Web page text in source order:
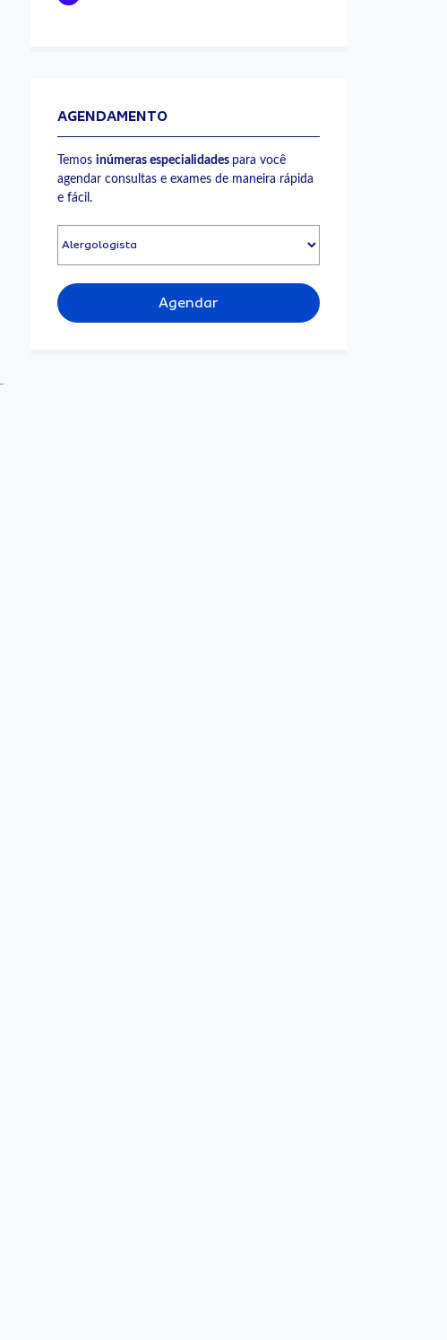
AGENDAMENTO
Temos inúmeras especialidades para você
agendar consultas e exames de maneira rápida
e fácil.
Agendar